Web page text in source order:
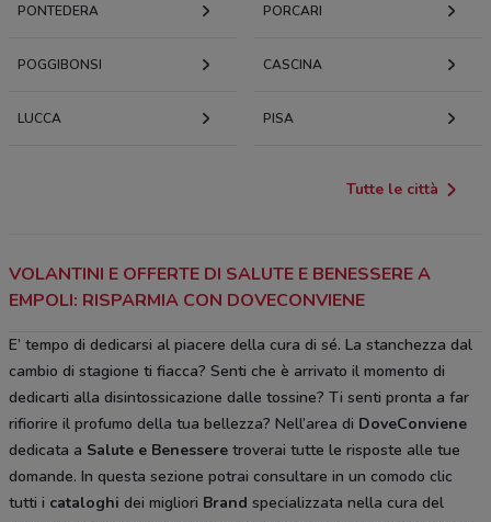
PONTEDERA PORCARI
POGGIBONSI CASCINA
LUCCA PISA
Tutte le città
VOLANTINI E OFFERTE DI SALUTE E BENESSERE A
EMPOLI: RISPARMIA CON DOVECONVIENE
E’ tempo di dedicarsi al piacere della cura di sé. La stanchezza dal
cambio di stagione ti fiacca? Senti che è arrivato il momento di
dedicarti alla disintossicazione dalle tossine? Ti senti pronta a far
rifiorire il profumo della tua bellezza? Nell’area di DoveConviene
dedicata a Salute e Benessere troverai tutte le risposte alle tue
domande. In questa sezione potrai consultare in un comodo clic
tutti i cataloghi dei migliori Brand specializzata nella cura del